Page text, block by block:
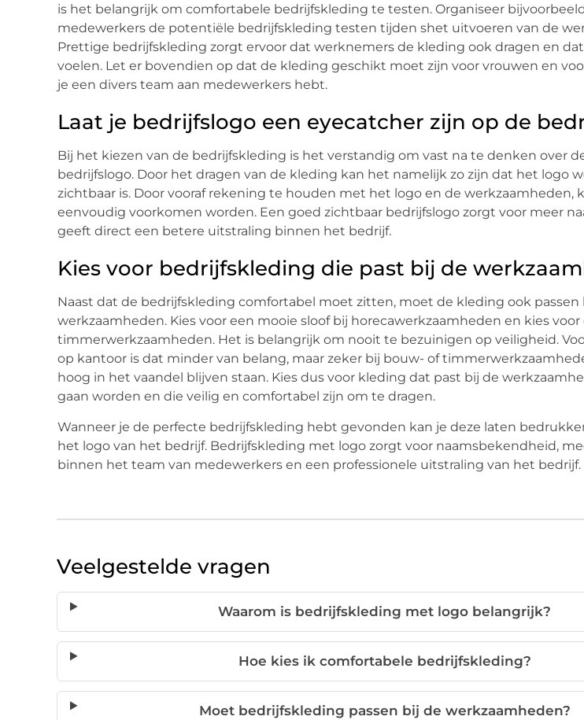
is het belangrijk om comfortabele bedrijfskleding te testen. Organiseer bijvoorbeeld
medewerkers de potentiële bedrijfskleding testen tijden shet uitvoeren van de
Prettige bedrijfskleding zorgt ervoor dat werknemers de kleding ook dragen en dat
voelen. Let er bovendien op dat de kleding geschikt moet zijn voor vrouwen en
je een divers team aan medewerkers hebt.
Laat je bedrijfslogo een eyecatcher zijn op de
Bij het kiezen van de bedrijfskleding is het verstandig om vast na te denken over
bedrijfslogo. Door het dragen van de kleding kan het namelijk zo zijn dat het logo
zichtbaar is. Door vooraf rekening te houden met het logo en de werkzaamheden,
eenvoudig voorkomen worden. Een goed zichtbaar bedrijfslogo zorgt voor meer
geeft direct een betere uitstraling binnen het bedrijf.
Kies voor bedrijfskleding die past bij de
Naast dat de bedrijfskleding comfortabel moet zitten, moet de kleding ook passen
werkzaamheden. Kies voor een mooie sloof bij horecawerkzaamheden en kies
timmerwerkzaamheden. Het is belangrijk om nooit te bezuinigen op veiligheid.
op kantoor is dat minder van belang, maar zeker bij bouw- of
hoog in het vaandel blijven staan. Kies dus voor kleding dat past bij de
gaan worden en die veilig en comfortabel zijn om te dragen.
Wanneer je de perfecte bedrijfskleding hebt gevonden kan je deze laten
het logo van het bedrijf. Bedrijfskleding met logo zorgt voor naamsbekendheid,
binnen het team van medewerkers en een professionele uitstraling van het bedrijf.
Veelgestelde vragen
Waarom is bedrijfskleding met logo belangrijk?
Hoe kies ik comfortabele bedrijfskleding?
Moet bedrijfskleding passen bij de werkzaamheden?